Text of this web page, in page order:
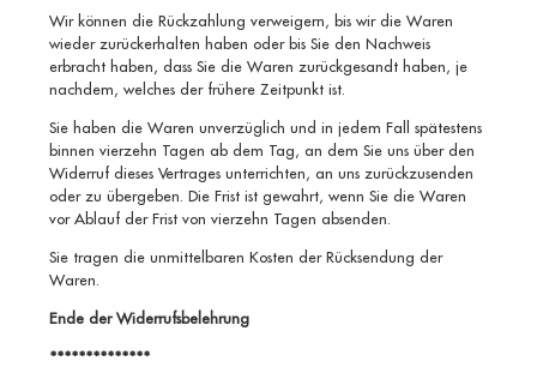
Wir können die Rückzahlung verweigern, bis wir die Waren
wieder zurückerhalten haben oder bis Sie den Nachweis
erbracht haben, dass Sie die Waren zurückgesandt haben, je
nachdem, welches der frühere Zeitpunkt ist.
Sie haben die Waren unverzüglich und in jedem Fall spätestens
binnen vierzehn Tagen ab dem Tag, an dem Sie uns über den
Widerruf dieses Vertrages unterrichten, an uns zurückzusenden
oder zu übergeben. Die Frist ist gewahrt, wenn Sie die Waren
vor Ablauf der Frist von vierzehn Tagen absenden.
Sie tragen die unmittelbaren Kosten der Rücksendung der
Waren.
Ende der Widerrufsbelehrung
**************